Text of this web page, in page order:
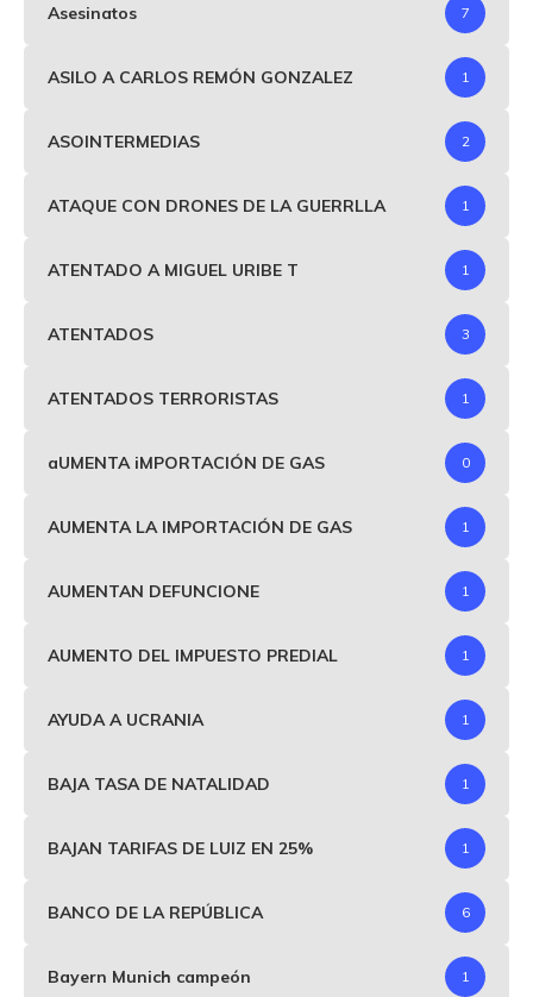
Asesinatos 7
ASILO A CARLOS REMÓN GONZALEZ 1
ASOINTERMEDIAS 2
ATAQUE CON DRONES DE LA GUERRLLA 1
ATENTADO A MIGUEL URIBE T 1
ATENTADOS 3
ATENTADOS TERRORISTAS 1
aUMENTA iMPORTACIÓN DE GAS 0
AUMENTA LA IMPORTACIÓN DE GAS 1
AUMENTAN DEFUNCIONE 1
AUMENTO DEL IMPUESTO PREDIAL 1
AYUDA A UCRANIA 1
BAJA TASA DE NATALIDAD 1
BAJAN TARIFAS DE LUIZ EN 25% 1
BANCO DE LA REPÚBLICA 6
Bayern Munich campeón 1